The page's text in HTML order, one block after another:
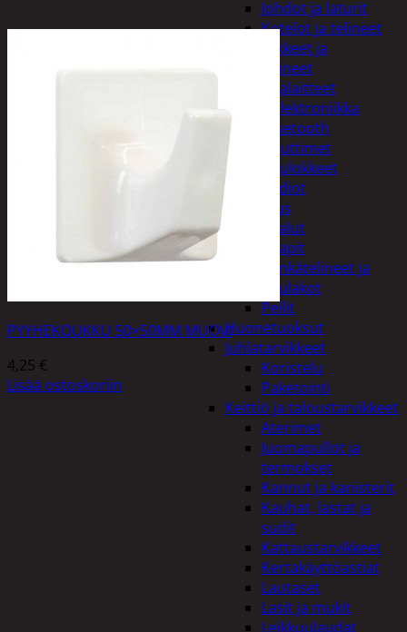
Johdot ja laturit
Kotelot ja telineet
Tv-tarvikkeet ja
seinätelineet
Varavirtalaitteet
Viihde-elektroniikka
Bluetooth
kaiuttimet
Kuulokkeet
Radiot
Koti ja sisustus
Huonekalut
Kaapit
Kenkätelineet ja
naulakot
Peilit
Huonetuoksut
Juhlatarvikkeet
Koristelu
Paketointi
Keittiö ja taloustarvikkeet
Aterimet
Juomapullot ja
termokset
Kannut ja kanisterit
Kauhat, lastat ja
sudit
Kattaustarvikkeet
Kertakäyttöastiat
Lautaset
Lasit ja mukit
Leikkuulaudat
PYYHEKOUKKU 50×50MM MUOVI
4,25 €
Lisää ostoskoriin